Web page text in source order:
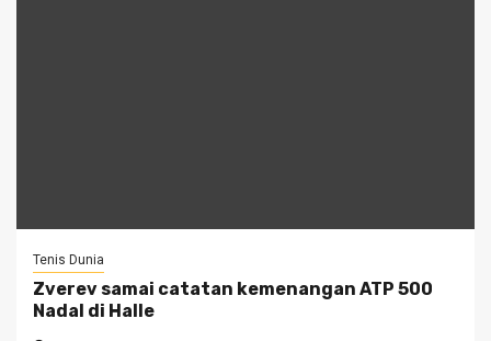
Tenis Dunia
Zverev samai catatan kemenangan ATP 500
Nadal di Halle